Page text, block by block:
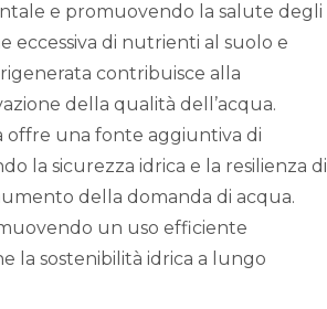
e promuovendo la salute degli
eccessiva di nutrienti al suolo e
contribuisce alla
della qualità dell’acqua.
offre una fonte aggiuntiva di
la sicurezza idrica e la resilienza di
della domanda di acqua.
un uso efficiente
la sostenibilità idrica a lungo